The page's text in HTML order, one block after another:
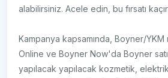
alabilirsiniz. Acele edin, bu fırsatı
Kampanya kapsamında, Boyner/YKM
Online ve Boyner Now'da Boyner
yapılacak yapılacak kozmetik,